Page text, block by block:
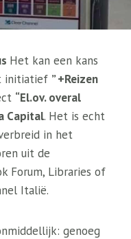
Het kan een kans
initiatief ” +Reizen
“El.ov. overal
Capital. Het is echt
in het
uit de
Forum, Libraries of
Italië.
genoeg